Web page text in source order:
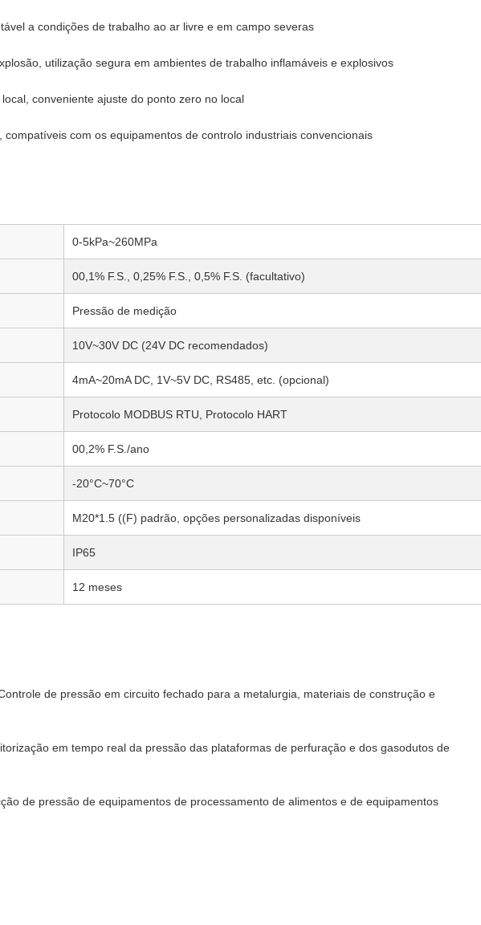
a condições de trabalho ao ar livre e em campo severas
utilização segura em ambientes de trabalho inflamáveis e explosivos
conveniente ajuste do ponto zero no local
com os equipamentos de controlo industriais convencionais
0-5kPa~260MPa
00,1% F.S., 0,25% F.S., 0,5% F.S. (facultativo)
Pressão de medição
10V~30V DC (24V DC recomendados)
4mA~20mA DC, 1V~5V DC, RS485, etc. (opcional)
Protocolo MODBUS RTU, Protocolo HART
00,2% F.S./ano
-20°C~70°C
M20*1.5 ((F) padrão, opções personalizadas disponíveis
IP65
12 meses
de pressão em circuito fechado para a metalurgia, materiais de construção e
em tempo real da pressão das plataformas de perfuração e dos gasodutos de
de pressão de equipamentos de processamento de alimentos e de equipamentos